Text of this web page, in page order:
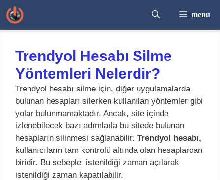
İçeriğe
atla
menu
Trendyol Hesabı Silme
Yöntemleri Nelerdir?
Trendyol hesabı silme için, diğer uygulamalarda
bulunan hesapları silerken kullanılan yöntemler gibi
yolar bulunmamaktadır. Ancak, site içinde
izlenebilecek bazı adımlarla bu sitede bulunan
hesapların silinmesi sağlanabilir. Trendyol hesabı,
kullanıcıların tam kontrolü altında olan hesaplardan
biridir. Bu sebeple, istenildiği zaman açılarak
istenildiği zaman kapatılabilir.